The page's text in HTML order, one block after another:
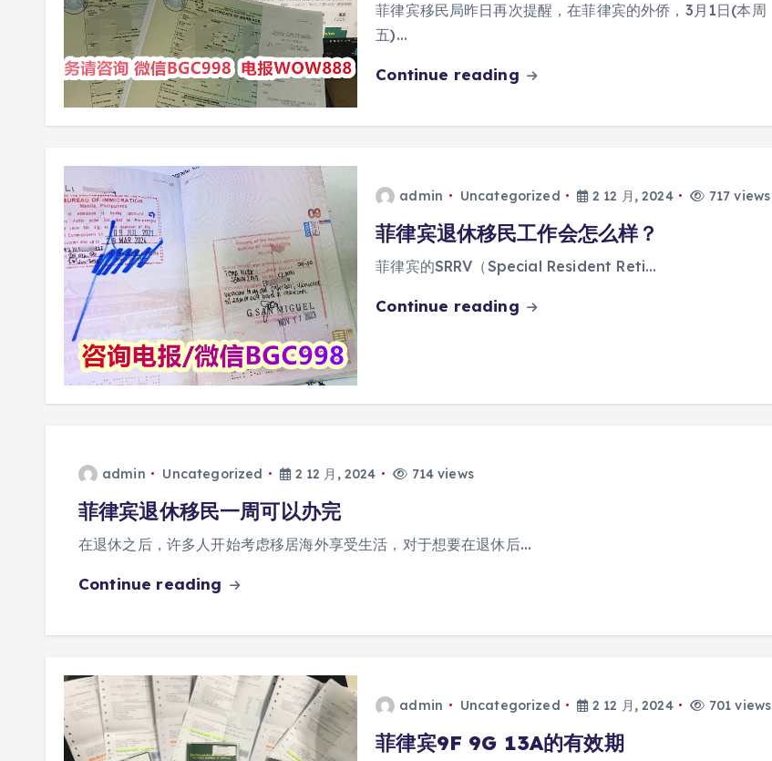
菲律宾移民局昨日再次提醒，在菲律宾的外侨，3月1日(本周
五)…
Continue reading
admin Uncategorized 2 12 月, 2024 717 views
菲律宾退休移民工作会怎么样？
菲律宾的SRRV（Special Resident Reti…
Continue reading
admin Uncategorized 2 12 月, 2024 714 views
菲律宾退休移民一周可以办完
在退休之后，许多人开始考虑移居海外享受生活，对于想要在退休后…
Continue reading
admin Uncategorized 2 12 月, 2024 701 views
菲律宾9F 9G 13A的有效期